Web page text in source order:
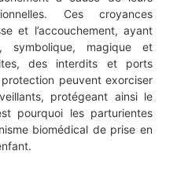
Ces croyances
et l’accouchement, ayant
symbolique, magique et
des interdits et ports
peuvent exorciser
protégeant ainsi le
pourquoi les parturientes
biomédical de prise en